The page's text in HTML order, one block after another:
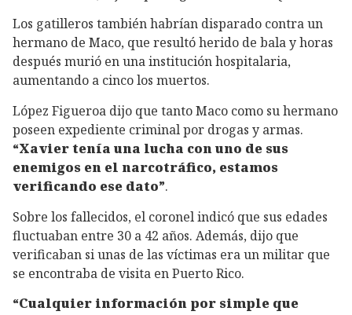
Los gatilleros también habrían disparado contra un
hermano de Maco, que resultó herido de bala y horas
después murió en una institución hospitalaria,
aumentando a cinco los muertos.
López Figueroa dijo que tanto Maco como su hermano
poseen expediente criminal por drogas y armas.
“Xavier tenía una lucha con uno de sus
enemigos en el narcotráfico, estamos
verificando ese dato”.
Sobre los fallecidos, el coronel indicó que sus edades
fluctuaban entre 30 a 42 años. Además, dijo que
verificaban si unas de las víctimas era un militar que
se encontraba de visita en Puerto Rico.
“Cualquier información por simple que